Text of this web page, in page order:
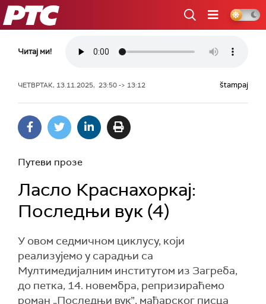
РТС
Читај ми!
ЧЕТВРТАК, 13.11.2025, 23:50 -> 13:12 štampaj
Путеви прозе
Ласло Краснахоркај:
Последњи вук (4)
У овом седмичном циклусу, који
реализујемо у сарадњи са
Мултимедијалним институтом из Загреба,
до петка, 14. новембра, репризираћемо
роман „Последњи вук”, мађарског писца